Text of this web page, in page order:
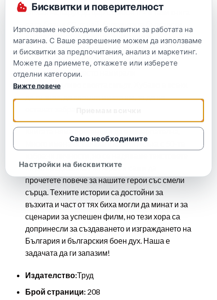
От хан Аспарух до цар Симеон II – в тази книга
владетели, пълководци, политици и
държавници. Доблестни мъже, блестящи
военни стратези, безстрашни и умели
ръководители, често намирали
несправедливо своята смърт. Хубаво е всеки
да ги знае, да спомня името им, за да не
Много имена останаха извън списъка с 50-те
ни да предизвикат интерес и сами да
прочетете повече за нашите герои със смели
сърца. Техните истории са достойни за
възхита и част от тях биха могли да минат и за
сценарии за успешен филм, но тези хора са
допринесли за създаването и изграждането на
България и българския боен дух. Наша е
задачата да ги запазим!
Издателство:Труд
Брой страници:208
Бисквитки и поверителност
Използваме необходими бисквитки за работата на
магазина. С Ваше разрешение можем да използваме
и бисквитки за предпочитания, анализ и маркетинг.
Можете да приемете, откажете или изберете
отделни категории.
Само необходимите
Настройки на бисквитките
Вижте повече